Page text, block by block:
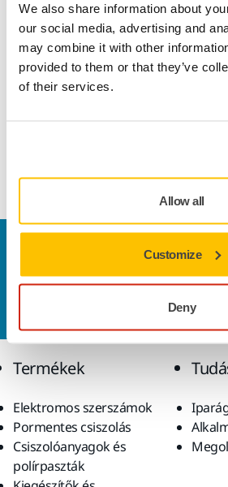
We also share information about
our social media, advertising and
may combine it with other
provided to them or that they’ve
of their services.
Allow all
Customize
Deny
Műszaki részletek
Ez a tartós, sokoldalú csiszolóanyag
nagy sebességű csiszoláshoz számos
eltömődést és a pelyhesedést, ami
Vegye fel velünk a kapcsolatot
kapcsolatotés szakértő
Termékek
Elektromos szerszámok
Pormentes csiszolás
Csiszolóanyagok és
polírpaszták